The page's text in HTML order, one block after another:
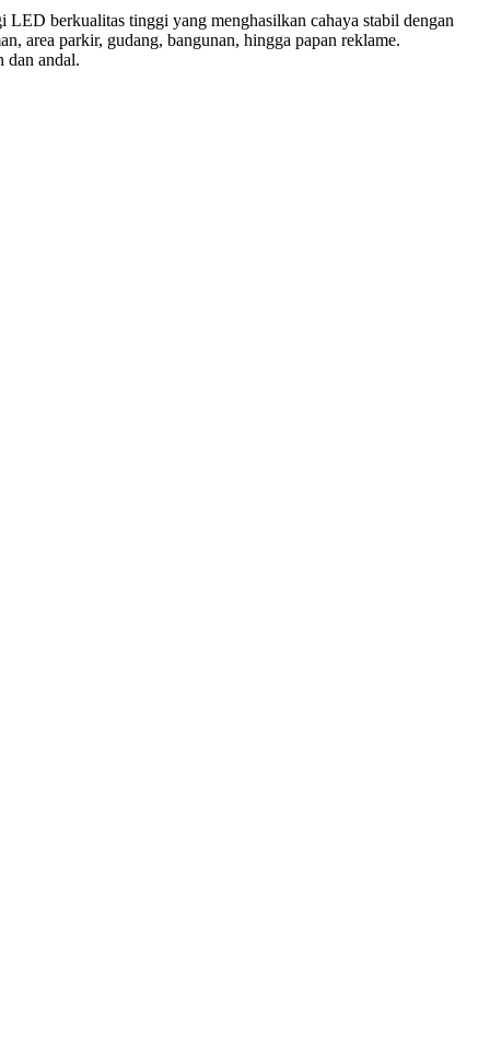
berkualitas tinggi yang menghasilkan cahaya stabil dengan
area parkir, gudang, bangunan, hingga papan reklame.
dan andal.